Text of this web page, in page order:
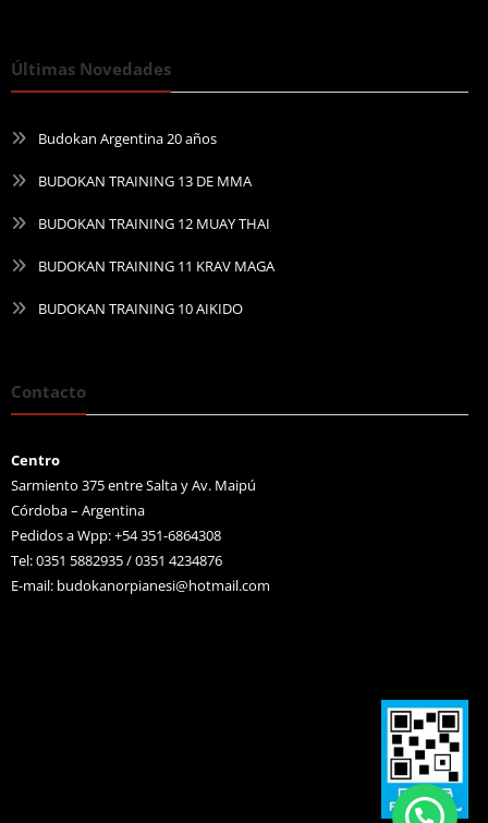
Últimas Novedades
Budokan Argentina 20 años
BUDOKAN TRAINING 13 DE MMA
BUDOKAN TRAINING 12 MUAY THAI
BUDOKAN TRAINING 11 KRAV MAGA
BUDOKAN TRAINING 10 AIKIDO
Contacto
Centro
Sarmiento 375 entre Salta y Av. Maipú
Córdoba – Argentina
Pedidos a Wpp: +54 351-6864308
Tel: 0351 5882935 / 0351 4234876
E-mail: budokanorpianesi@hotmail.com